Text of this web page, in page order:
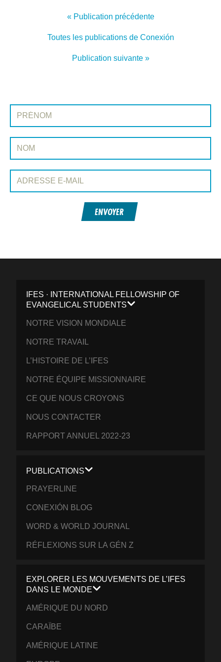
« Publication précédente
Toutes les publications de Conexión
Publication suivante »
INSCRIVEZ-VOUS À CONEXIÓN
Prénom:
Nom:
Adresse e-mail:
ENVOYER
IFES · INTERNATIONAL FELLOWSHIP OF
EVANGELICAL STUDENTS
NOTRE VISION MONDIALE
NOTRE TRAVAIL
L’HISTOIRE DE L’IFES
NOTRE ÉQUIPE MISSIONNAIRE
CE QUE NOUS CROYONS
NOUS CONTACTER
RAPPORT ANNUEL 2022-23
PUBLICATIONS
PRAYERLINE
CONEXIÓN BLOG
WORD & WORLD JOURNAL
RÉFLEXIONS SUR LA GÉN Z
EXPLORER LES MOUVEMENTS DE L’IFES
DANS LE MONDE
AMÉRIQUE DU NORD
CARAÏBE
AMÉRIQUE LATINE